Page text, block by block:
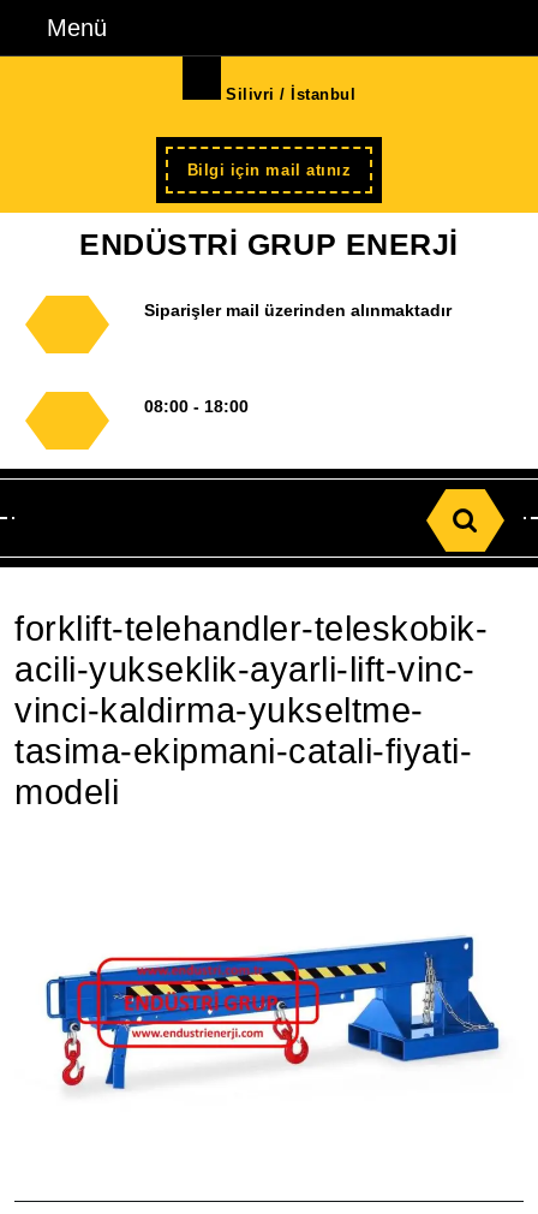
Menü
Silivri / İstanbul
Bilgi için mail atınız Şimdi
kayıt
ENDÜSTRİ GRUP ENERJİ
Siparişler mail üzerinden alınmaktadır
08:00 - 18:00
for:
forklift-telehandler-teleskobik-
acili-yukseklik-ayarli-lift-vinc-
vinci-kaldirma-yukseltme-
tasima-ekipmani-catali-fiyati-
modeli